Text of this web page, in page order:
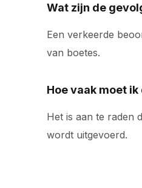
Wat zijn de
Een verkeerde
van boetes.
Hoe vaak moet
Het is aan te raden
wordt uitgevoerd.